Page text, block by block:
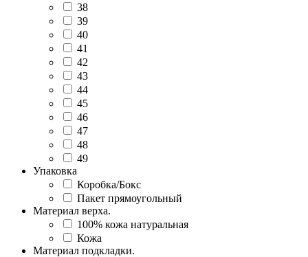
38
39
40
41
42
43
44
45
46
47
48
49
Упаковка
Коробка/Бокс
Пакет прямоугольный
Материал верха.
100% кожа натуральная
Кожа
Материал подкладки.